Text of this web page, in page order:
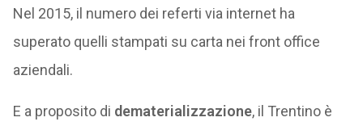
Nel 2015, il numero dei referti via internet ha
superato quelli stampati su carta nei front office
aziendali.
E a proposito di dematerializzazione, il Trentino è